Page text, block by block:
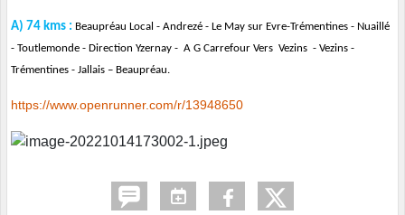
A) 74 kms : Beaupréau Local - Andrezé - Le May sur Evre-Trémentines - Nuaillé
- Toutlemonde - Direction Yzernay - A G Carrefour Vers Vezins - Vezins -
Trémentines - Jallais – Beaupréau.
https://www.openrunner.com/r/13948650